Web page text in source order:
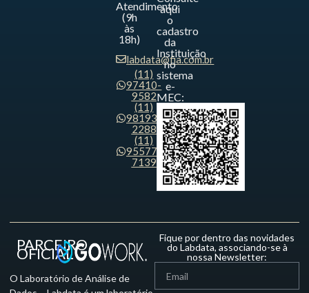
Atendimento
(9h
às
18h)
labdata@fia.com.br
(11)
97410-
9582
(11)
98193-
2288
(11)
95577-
7139
aqui
o
cadastro
da
Instituição
no
sistema
e-
MEC:
PARCEIRO
OFICIAL
O Laboratório de Análise de
Fique por dentro das novidades
do Labdata, associando-se à
nossa Newsletter: